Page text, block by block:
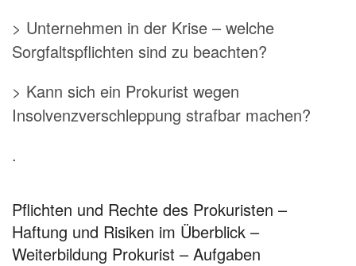
> Unternehmen in der Krise – welche
Sorgfaltspflichten sind zu beachten?
> Kann sich ein Prokurist wegen
Insolvenzverschleppung strafbar machen?
.
Pflichten und Rechte des Prokuristen –
Haftung und Risiken im Überblick –
Weiterbildung Prokurist – Aufgaben